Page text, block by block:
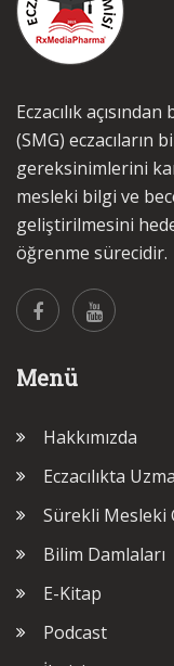
Eczacılık
(SMG)
gereksinimlerini
mesleki bilgi ve
geliştirilmesini
öğrenme sürecidir.
Menü
Hakkımızda
Eczacılıkta
Sürekli Mesleki
Bilim Damlaları
E-Kitap
Podcast